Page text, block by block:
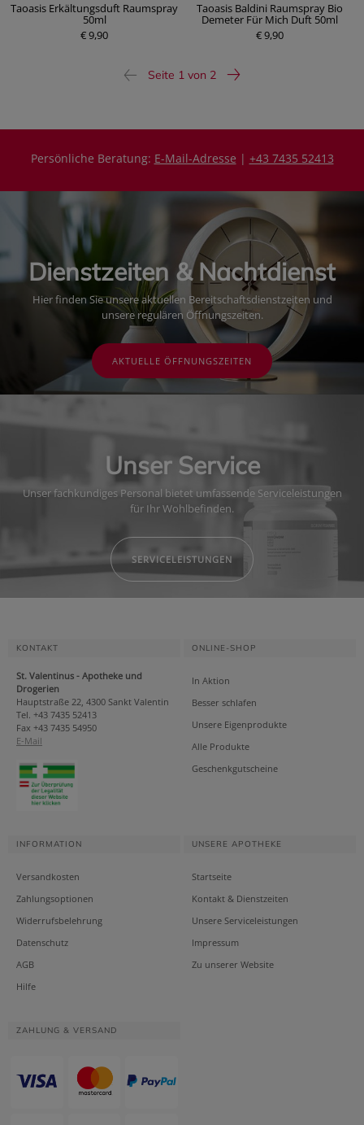
Taoasis Erkältungsduft Raumspray
50ml
€ 9,90
Taoasis Baldini Raumspray Bio
Demeter Für Mich Duft 50ml
€ 9,90
Seite 1 von 2
Persönliche Beratung: E-Mail-Adresse | +43 7435 52413
Dienstzeiten & Nachtdienst
Hier finden Sie unsere aktuellen Bereitschaftsdienstzeiten und
unsere regulären Öffnungszeiten.
AKTUELLE ÖFFNUNGSZEITEN
Unser Service
Unser fachkundiges Personal bietet umfassende Serviceleistungen
für Ihr Wohlbefinden.
SERVICELEISTUNGEN
KONTAKT
St. Valentinus - Apotheke und
Drogerien
Hauptstraße 22, 4300 Sankt Valentin
Tel. +43 7435 52413
Fax +43 7435 54950
E-Mail
ONLINE-SHOP
In Aktion
Besser schlafen
Unsere Eigenprodukte
Alle Produkte
Geschenkgutscheine
INFORMATION
Versandkosten
Zahlungsoptionen
Widerrufsbelehrung
Datenschutz
AGB
Hilfe
UNSERE APOTHEKE
Startseite
Kontakt & Dienstzeiten
Unsere Serviceleistungen
Impressum
Zu unserer Website
ZAHLUNG & VERSAND